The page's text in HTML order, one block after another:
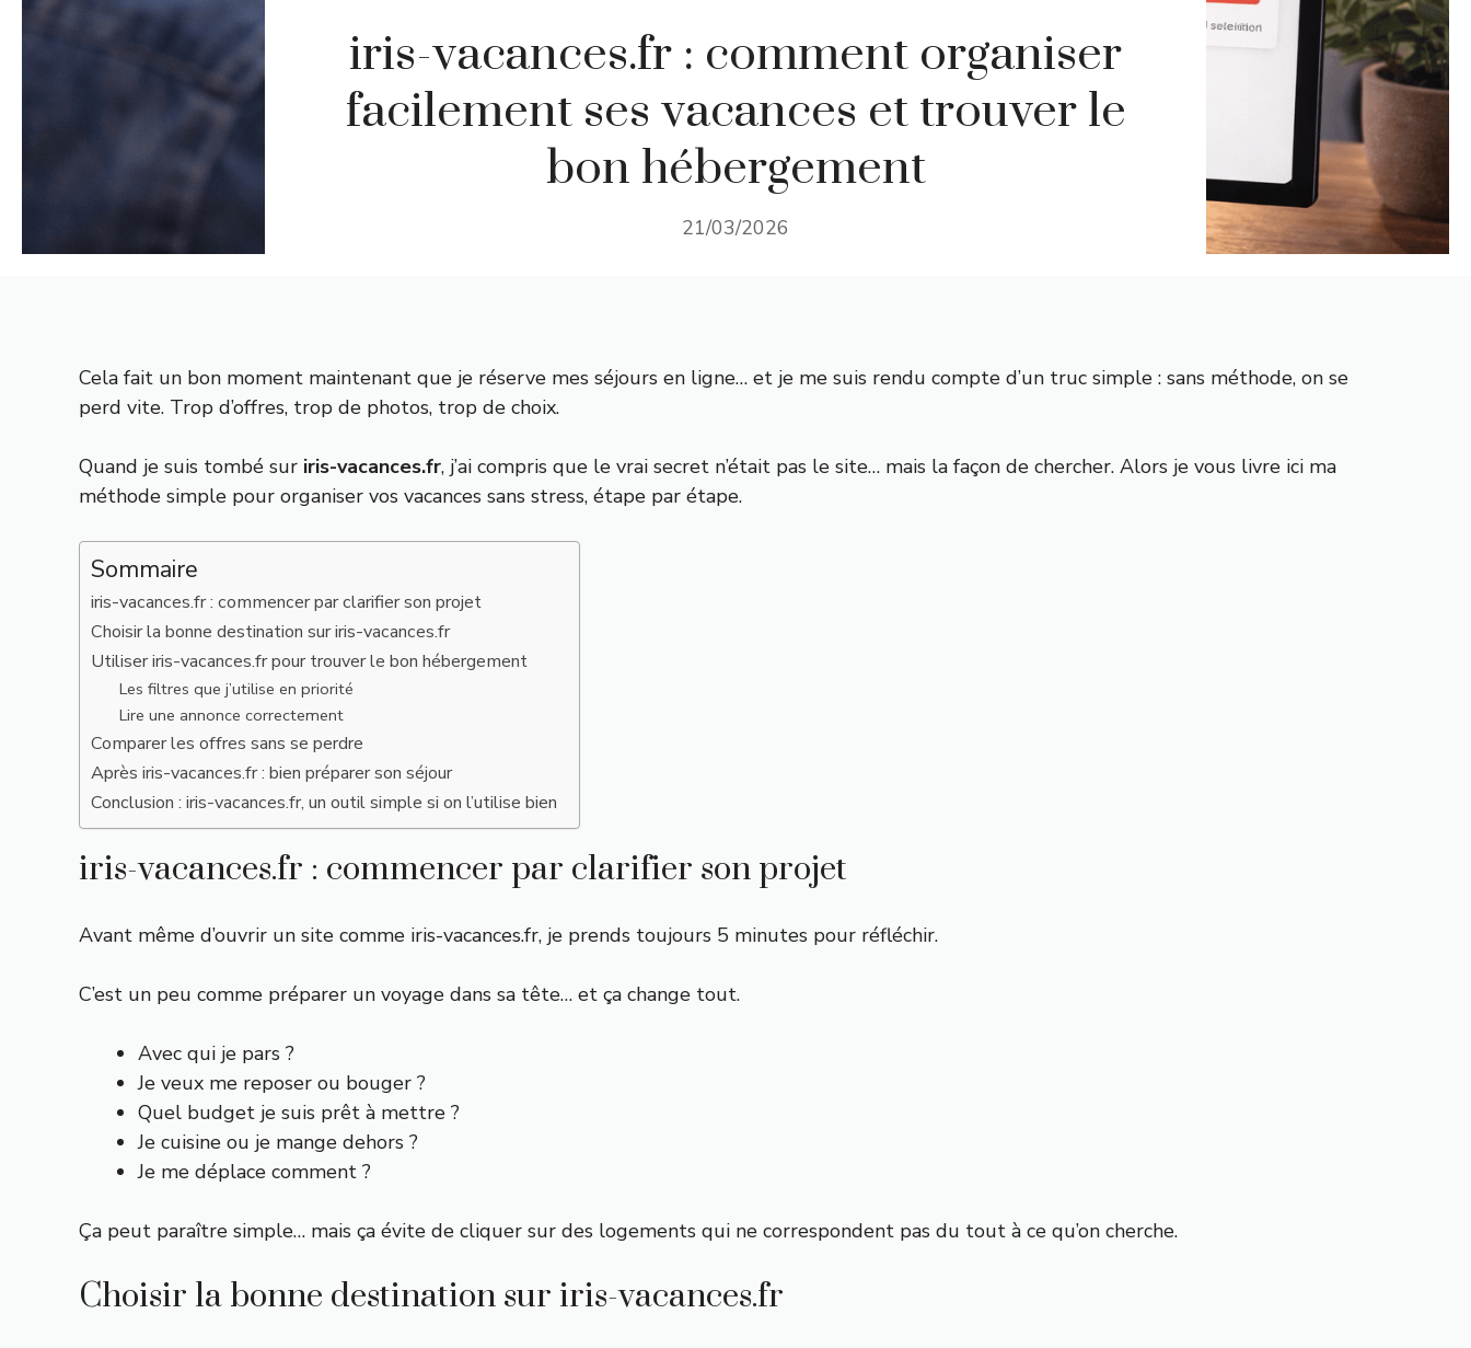
iris-vacances.fr : comment organiser
facilement ses vacances et trouver le
bon hébergement
21/03/2026
Cela fait un bon moment maintenant que je réserve mes séjours en ligne… et je me suis rendu compte d’un truc simple : sans méthode, on se
perd vite. Trop d’offres, trop de photos, trop de choix.
Quand je suis tombé sur iris-vacances.fr, j’ai compris que le vrai secret n’était pas le site… mais la façon de chercher. Alors je vous livre ici ma
méthode simple pour organiser vos vacances sans stress, étape par étape.
Sommaire
iris-vacances.fr : commencer par clarifier son projet
Choisir la bonne destination sur iris-vacances.fr
Utiliser iris-vacances.fr pour trouver le bon hébergement
Les filtres que j’utilise en priorité
Lire une annonce correctement
Comparer les offres sans se perdre
Après iris-vacances.fr : bien préparer son séjour
Conclusion : iris-vacances.fr, un outil simple si on l’utilise bien
iris-vacances.fr : commencer par clarifier son projet
Avant même d’ouvrir un site comme iris-vacances.fr, je prends toujours 5 minutes pour réfléchir.
C’est un peu comme préparer un voyage dans sa tête… et ça change tout.
Avec qui je pars ?
Je veux me reposer ou bouger ?
Quel budget je suis prêt à mettre ?
Je cuisine ou je mange dehors ?
Je me déplace comment ?
Ça peut paraître simple… mais ça évite de cliquer sur des logements qui ne correspondent pas du tout à ce qu’on cherche.
Choisir la bonne destination sur iris-vacances.fr